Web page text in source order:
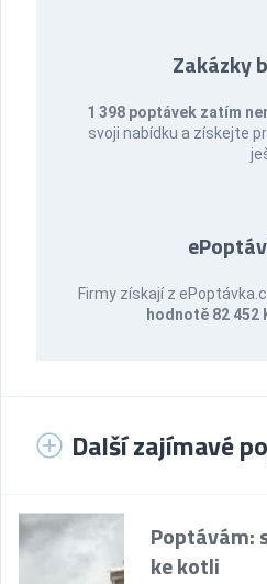
Zakázky
1 398 poptávek zatím
svoji nabídku a získejte
Firmy získají z
hodnotě 82 452
Další zajímavé
Poptávám:
ke kotli